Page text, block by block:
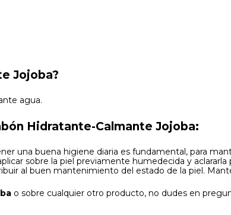
Jojoba?
agua.
Hidratante-Calmante Jojoba:
una buena higiene diaria es fundamental, para
sobre la piel previamente humedecida y
al buen mantenimiento del estado de la piel.
o sobre cualquier otro producto, no dudes en